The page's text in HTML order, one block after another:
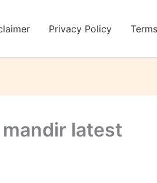
Privacy Policy
mandir latest